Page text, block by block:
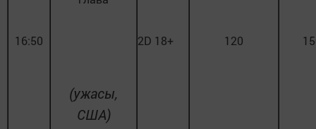
16:50
(ужасы,
США)
2D 18+ 120